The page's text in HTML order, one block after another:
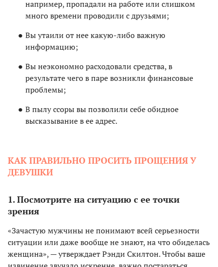
например, пропадали на работе или слишком
много времени проводили с друзьями;
Вы утаили от нее какую-либо важную
информацию;
Вы неэкономно расходовали средства, в
результате чего в паре возникли финансовые
проблемы;
В пылу ссоры вы позволили себе обидное
высказывание в ее адрес.
КАК ПРАВИЛЬНО ПРОСИТЬ ПРОЩЕНИЯ У
ДЕВУШКИ
1. Посмотрите на ситуацию с ее точки
зрения
«Зачастую мужчины не понимают всей серьезности
ситуации или даже вообще не знают, на что обиделась
женщина», — утверждает Рэнди Скилтон. Чтобы ваше